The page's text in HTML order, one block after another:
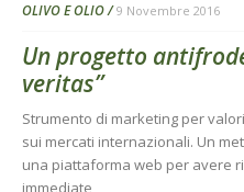
OLIVO E OLIO 9 Novembre 2016
Un progetto
veritas”
Strumento di marketing per
sui mercati internazionali. Un
una piattaforma web per avere
immediate